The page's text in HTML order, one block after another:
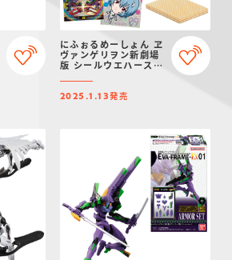
にふぉるめーしょん ヱ
ヴァンゲリヲン新劇場
版 シールウエハース補
2025.1.13発売